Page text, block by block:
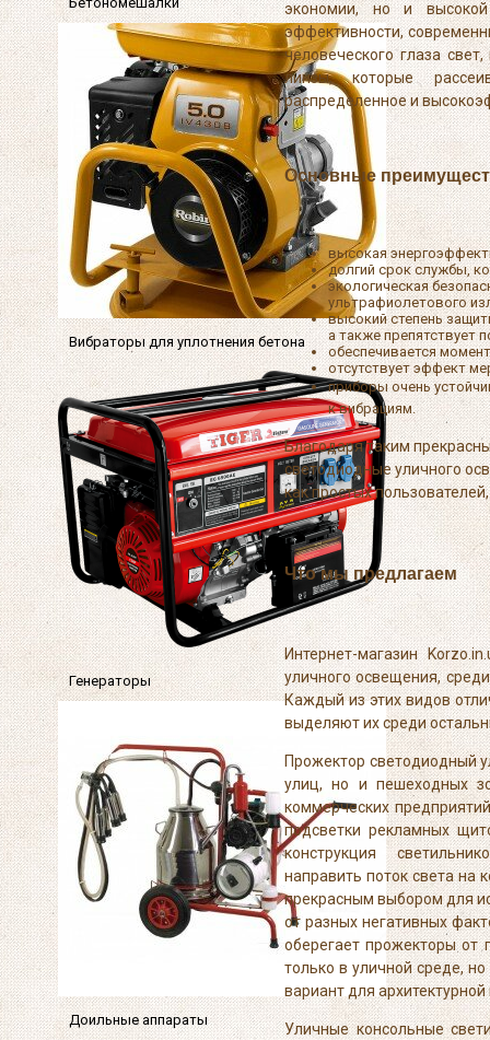
Вибраторы для уплотнения бетона
Генераторы
Доильные аппараты
экономии, но и высокой
эффективности,
человеческого глаза
линзы, которые
распределенное и
Основные
высокая
долгий срок службы,
экологическая
ультрафиолетового
высокий степень
а также препятствует
обеспечивается
отсутствует эффект
приборы очень
к вибрациям.
Благодаря таким
светодиодные уличного
как простых
Что мы предлагаем
Интернет-магазин
уличного освещения,
Каждый из этих видов
выделяют их среди
Прожектор светодиодный
улиц, но и пешеходных
коммерческих
подсветки рекламных
конструкция
направить поток света на
прекрасным выбором для
от разных негативных
оберегает прожекторы от
только в уличной среде,
вариант для архитектурной
Уличные консольные